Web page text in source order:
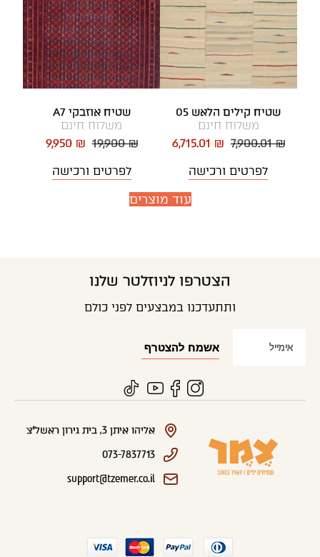
שטיח קילים הלאש 05
משלוח חינם
7,900.01 ₪
6,715.01 ₪
לפרטים ורכישה
שטיח אוזבקי A7
משלוח חינם
19,900 ₪
9,950 ₪
לפרטים ורכישה
עוד מוצרים
הצטרפו לניוזלטר שלנו
ותתעדכנו במבצעים לפני כולם
אליהו איתן 3, בית גירון ראשל"צ
073-7837713
support@tzemer.co.il